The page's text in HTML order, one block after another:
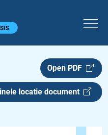
Open PDF
locatie document